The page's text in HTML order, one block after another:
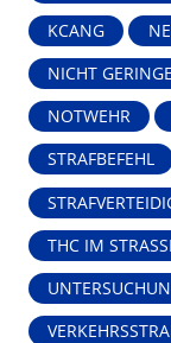
KCANG
NICHT
NOTWEHR
STRAFBEFEHL
THC IM